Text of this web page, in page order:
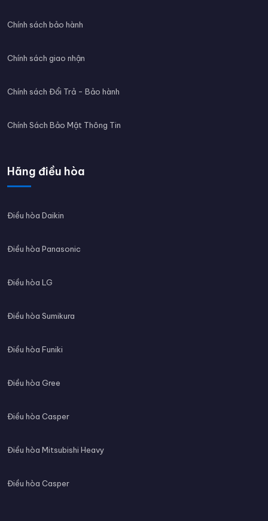
Chính sách bảo hành
Chính sách giao nhận
Chính sách Đổi Trả - Bảo hành
Chính Sách Bảo Mật Thông Tin
Hãng điều hòa
Điều hòa Daikin
Điều hòa Panasonic
Điều hòa LG
Điều hòa Sumikura
Điều hòa Funiki
Điều hòa Gree
Điều hòa Casper
Điều hòa Mitsubishi Heavy
Điều hòa Casper